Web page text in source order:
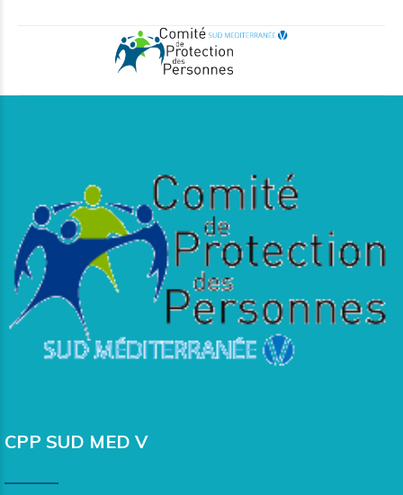
CPP SUD MED V